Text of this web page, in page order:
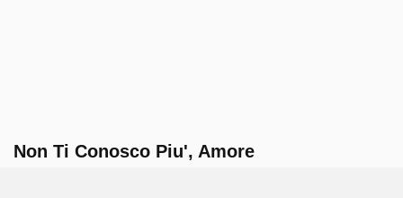
Non Ti Conosco Piu', Amore